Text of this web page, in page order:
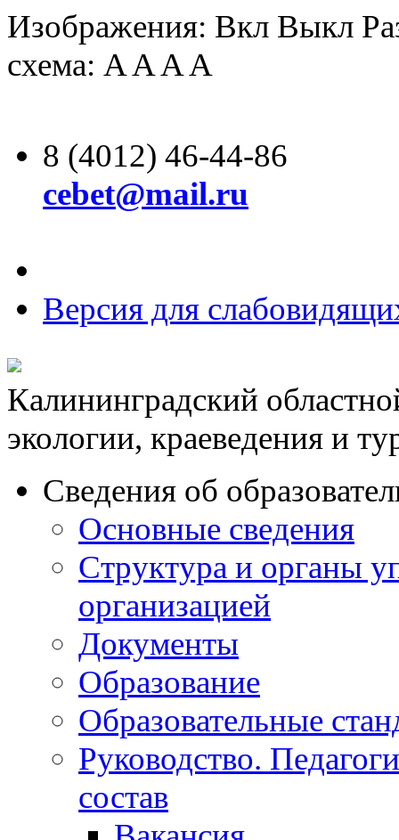
Изображения: Вкл Выкл
схема: AAAA
8 (4012) 46-44-86
cebet@mail.ru
Версия для
Калининградский
экологии, краеведения и
Сведения об
Основные сведения
Структура и органы
организацией
Документы
Образование
Образовательные
Руководство.
состав